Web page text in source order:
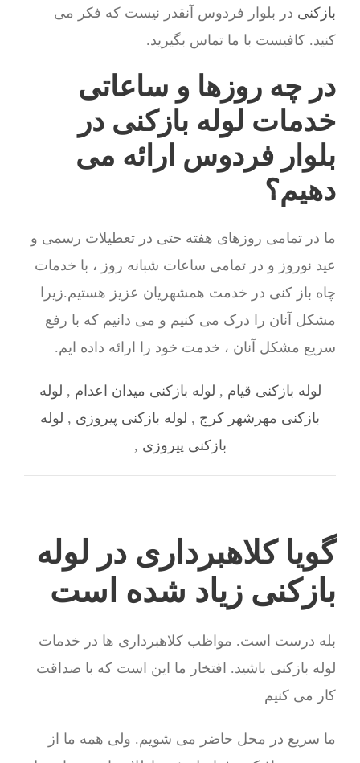
بازکنی در بلوار فردوس آنقدر نیست که فکر می
کنید. کافیست با ما تماس بگیرید.
در چه روزها و ساعاتی
خدمات لوله بازکنی در
بلوار فردوس ارائه می
دهیم؟
ما در تمامی روزهای هفته حتی در تعطیلات رسمی و
عید نوروز و در تمامی ساعات شبانه روز ، با خدمات
چاه باز کنی در خدمت همشهریان عزیز هستیم.زیرا
مشکل آنان را درک می کنیم و می دانیم که با رفع
سریع مشکل آنان ، خدمت خود را ارائه داده ایم.
لوله بازکنی قیام , لوله بازکنی میدان اعدام , لوله
بازکنی مهرشهر کرج , لوله بازکنی پیروزی , لوله
بازکنی پیروزی ,
گویا کلاهبرداری در لوله
بازکنی زیاد شده است
بله درست است. مواظب کلاهبرداری ها در خدمات
لوله بازکنی باشید. افتخار ما این است که با صداقت
کار می کنیم
ما سریع در محل حاضر می شویم. ولی همه ما از